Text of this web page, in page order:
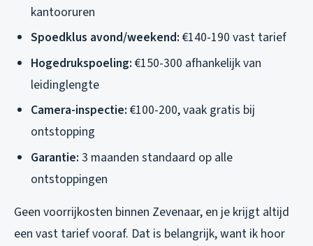
kantooruren
Spoedklus avond/weekend: €140-190 vast tarief
Hogedrukspoeling: €150-300 afhankelijk van
leidinglengte
Camera-inspectie: €100-200, vaak gratis bij
ontstopping
Garantie: 3 maanden standaard op alle
ontstoppingen
Geen voorrijkosten binnen Zevenaar, en je krijgt altijd
een vast tarief vooraf. Dat is belangrijk, want ik hoor